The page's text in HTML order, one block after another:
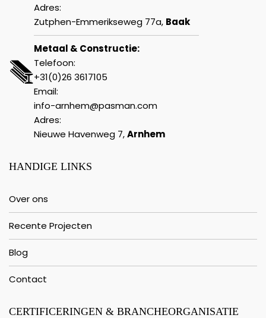
Adres:
Zutphen-Emmerikseweg 77a, Baak
Metaal & Constructie:
Telefoon:
+31(0)26 3617105
Email:
info-arnhem@pasman.com
Adres:
Nieuwe Havenweg 7,Arnhem
HANDIGE LINKS
Over ons
Recente Projecten
Blog
Contact
CERTIFICERINGEN & BRANCHEORGANISATIE